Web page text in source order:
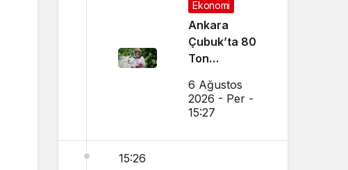
Ekonomi
Ankara
Çubuk’ta 80
Ton
6 Ağustos
2026 - Per -
15:27
15:26